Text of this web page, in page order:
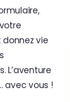
vie
L’aventure
avec vous !